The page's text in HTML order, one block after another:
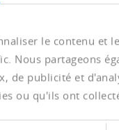
le contenu et
Nous partageons
de publicité et
ou qu'ils ont